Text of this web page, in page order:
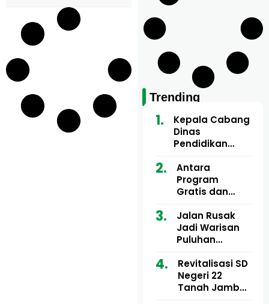
Trending
Kepala Cabang
Dinas
Pendidikan
Utara Buka
Pelatihan Deep
Learning serta
Artifisial bagi
Guru
Matematika
Antara
Program
Gratis dan
Motor Imum
Gampong, Uji
Nyali APH
Bermain di
Balik Rp250
Ribu
Jalan Rusak
Jadi Warisan
Puluhan
dan Tgk
Muharuddin
Kini Didesak
Revitalisasi SD
Negeri 22
Tanah Jambo